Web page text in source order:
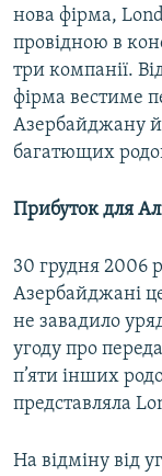
нова фірма,
провідною в
три компанії.
фірма вестиме
Азербайджану
багатющих
Прибуток для
30 грудня 2006
Азербайджані
не завадило
угоду про
п’яти інших
представляла
На відміну від